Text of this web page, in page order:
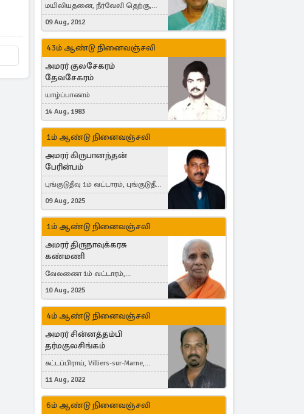
மயிலியதனை, நீர்வேலி தெற்கு,
Herning, Denmark
09 Aug, 2012
43ம் ஆண்டு நினைவஞ்சலி
அமரர் குலசேகரம்
தேவசேகரம்
யாழ்ப்பாணம்
14 Aug, 1983
1ம் ஆண்டு நினைவஞ்சலி
அமரர் கிருபானந்தன்
பேரின்பம்
புங்குடுதீவு 1ம் வட்டாரம், புங்குடுதீவு,
India, Lausanne, Switzerland
09 Aug, 2025
1ம் ஆண்டு நினைவஞ்சலி
அமரர் திருநாவுக்கரசு
கண்மணி
வேலணை 1ம் வட்டாரம்,
மண்கும்பான் மேற்கு, Liestal,
Switzerland
10 Aug, 2025
4ம் ஆண்டு நினைவஞ்சலி
அமரர் சின்னத்தம்பி
தர்மகுலசிங்கம்
கட்டப்பிராய், Villiers-sur-Marne,
France
11 Aug, 2022
6ம் ஆண்டு நினைவஞ்சலி